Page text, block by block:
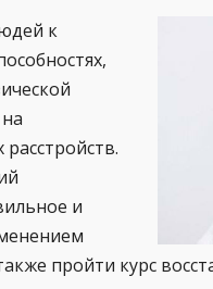
к
и
пройти курс